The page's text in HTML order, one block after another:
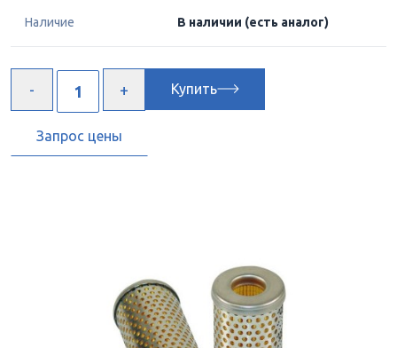
Наличие В наличии (есть аналог)
Купить
Запрос цены